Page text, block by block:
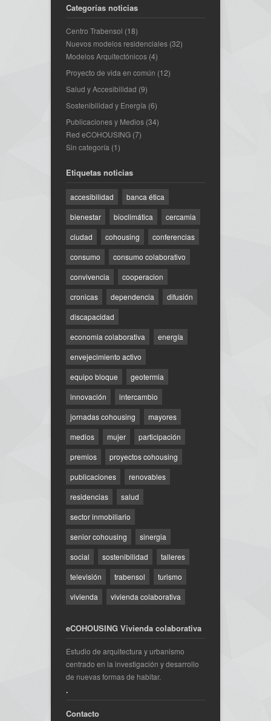
Categorías noticias
Centro Trabensol (18)
Nuevos modelos residenciales (32)
Modelos Arquitectónicos (4)
Proyecto de vida en común (12)
Salud y Accesibilidad (9)
Sostenibilidad y Energía (6)
Publicaciones y Medios (34)
Red eCOHOUSING (7)
Sin categoría (1)
Etiquetas noticias
accesibilidad
banca ética
bienestar
bioclimática
cercamia
ciudad
cohousing
conferencias
consumo
consumo colaborativo
convivencia
cooperacion
cronicas
dependencia
difusión
discapacidad
economia colaborativa
energía
envejecimiento activo
equipo bloque
geotermia
innovación
intercambio
jornadas cohousing
mayores
medios
mujer
participación
premios
proyectos cohousing
publicaciones
renovables
residencias
salud
sector inmobiliario
senior cohousing
sinergia
social
sostenibilidad
talleres
televisión
trabensol
turismo
vivienda
vivienda colaborativa
eCOHOUSING Vivienda colaborativa
Estudio de arquitectura y urbanismo
centrado en la investigación y desarrollo
de nuevas formas de habitar.
.
Contacto